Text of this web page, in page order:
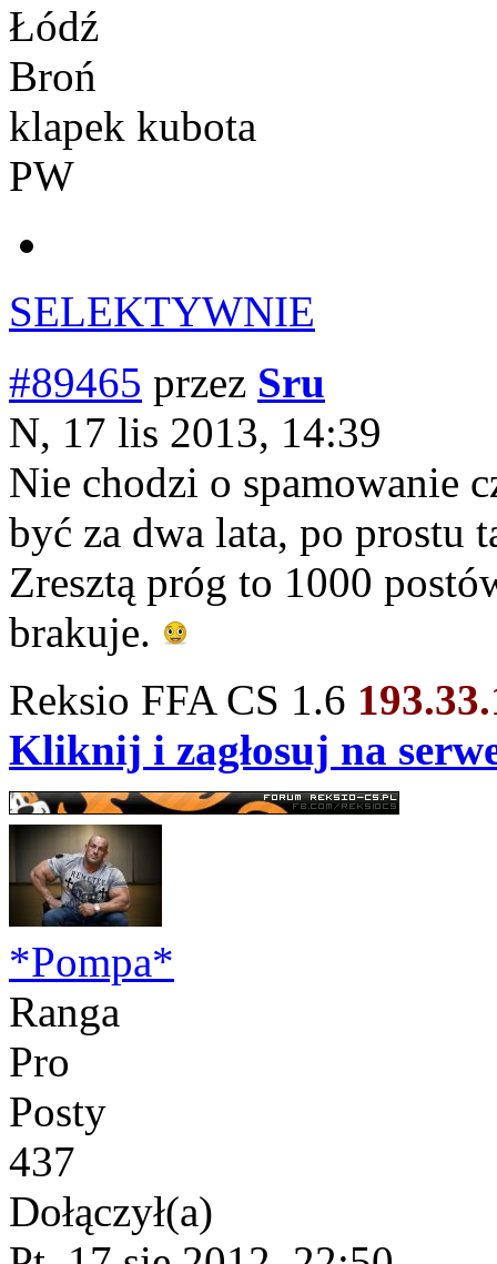
Łódź
Broń
klapek kubota
PW
SELEKTYWNIE
#89465 przez Sru
N, 17 lis 2013, 14:39
Nie chodzi o spamowanie
być za dwa lata, po prostu
Zresztą próg to 1000
brakuje.
Reksio FFA CS 1.6
Kliknij i zagłosuj na
*Pompa*
Ranga
Pro
Posty
437
Dołączył(a)